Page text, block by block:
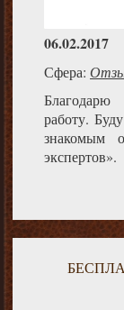
06.02.2017
Сфера:
Благодарю
работу.
знакомым
экспертов».